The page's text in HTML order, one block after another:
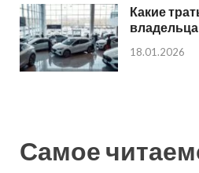
Какие
18.01.2026
Самое